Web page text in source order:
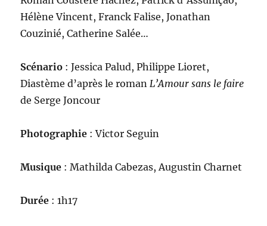
Hélène Vincent, Franck Falise, Jonathan
Couzinié, Catherine Salée…
Scénario : Jessica Palud, Philippe Lioret,
Diastème d’après le roman L’Amour sans le faire
de Serge Joncour
Photographie : Victor Seguin
Musique : Mathilda Cabezas, Augustin Charnet
Durée : 1h17